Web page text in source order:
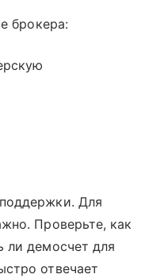
брокера:
Для
Проверьте, как
ли демосчет для
отвечает